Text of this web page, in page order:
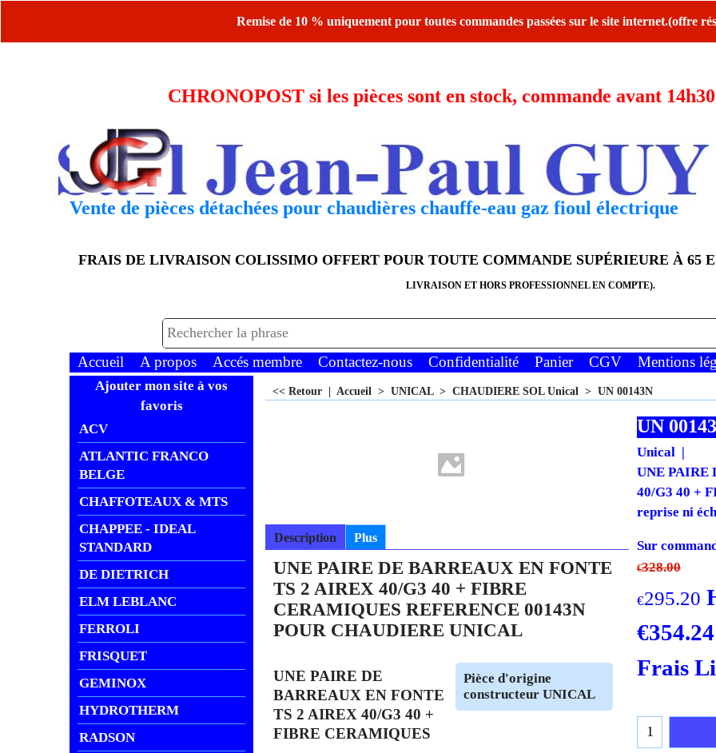
Remise de 10 % uniquement pour toutes commandes passées sur le site internet.(offre
CHRONOPOST si les pièces sont en stock, commande avant
Vente de pièces détachées pour chaudières chauffe-eau gaz fioul électrique
FRAIS DE LIVRAISON COLISSIMO OFFERT POUR TOUTE COMMANDE SUPÉRIEURE À 65
LIVRAISON ET HORS PROFESSIONNEL EN COMPTE).
Accueil A propos Accés membre Contactez-nous Confidentialité Panier CGV Mentions
Ajouter mon site à vos
favoris
ACV
ATLANTIC FRANCO
BELGE
CHAFFOTEAUX & MTS
CHAPPEE - IDEAL
STANDARD
DE DIETRICH
ELM LEBLANC
FERROLI
FRISQUET
GEMINOX
HYDROTHERM
RADSON
<< Retour Accueil > UNICAL> CHAUDIERE SOL Unical > UN 00143N
UN
Unical
UNE PAIRE
40/G3 40 +
reprise ni
Sur
€328.00
€295.20
€354.24
Frais
Description Plus
UNE PAIRE DE BARREAUX EN FONTE
TS 2 AIREX 40/G3 40 + FIBRE
CERAMIQUES REFERENCE 00143N
POUR CHAUDIERE UNICAL
Pièce d'origine
constructeur UNICAL
UNE PAIRE DE
BARREAUX EN FONTE
TS 2 AIREX 40/G3 40 +
FIBRE CERAMIQUES